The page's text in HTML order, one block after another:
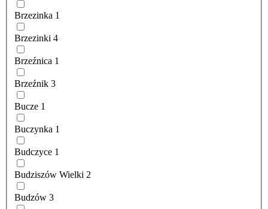
Brzezinka 1
Brzezinki 4
Brzeźnica 1
Brzeźnik 3
Bucze 1
Buczynka 1
Budczyce 1
Budziszów Wielki 2
Budzów 3